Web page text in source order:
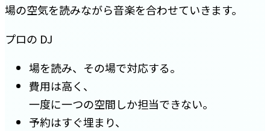
場の空気を読みながら音楽を合わせていきます。
プロの DJ
場を読み、その場で対応する。
費用は高く、
一度に一つの空間しか担当できない。
予約はすぐ埋まり、